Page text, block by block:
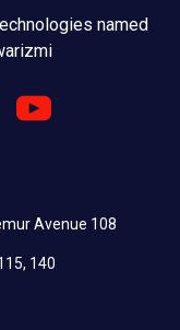
named
Avenue 108
140